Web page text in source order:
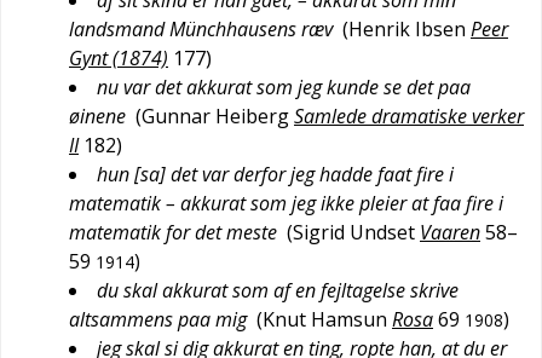
landsmand Münchhausens ræv (Henrik Ibsen Peer
Gynt (1874) 177)
nu var det akkurat som jeg kunde se det paa
øinene (Gunnar HeibergSamlede dramatiske verker
II 182)
hun [sa] det var derfor jeg hadde faat fire i
matematik – akkurat som jeg ikke pleier at faa fire i
matematik for det meste (Sigrid Undset Vaaren58–
59 1914)
du skal akkurat som af en fejltagelse skrive
altsammens paa mig (Knut Hamsun Rosa69 1908)
jeg skal si dig akkurat en ting, ropte han, at du er